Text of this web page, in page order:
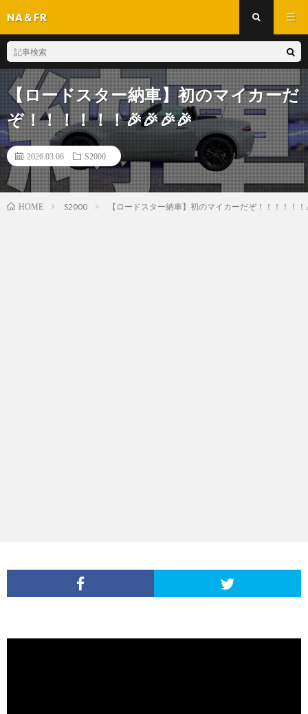
NA＆FR
【ロードスター納車】初のマイカーだ
ぞ！！！！！！🎉🎉🎉🎉
2026.03.06 S2000
HOME S2000 【ロードスター納車】初のマイカーだぞ！！！！！